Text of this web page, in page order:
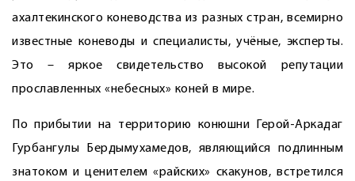
ахалтекинского коневодства из разных стран, всемирно
известные коневоды и специалисты, учёные, эксперты.
Это – яркое свидетельство высокой репутации
прославленных «небесных» коней в мире.
По прибытии на территорию конюшни Герой-Аркадаг
Гурбангулы Бердымухамедов, являющийся подлинным
знатоком и ценителем «райских» скакунов, встретился